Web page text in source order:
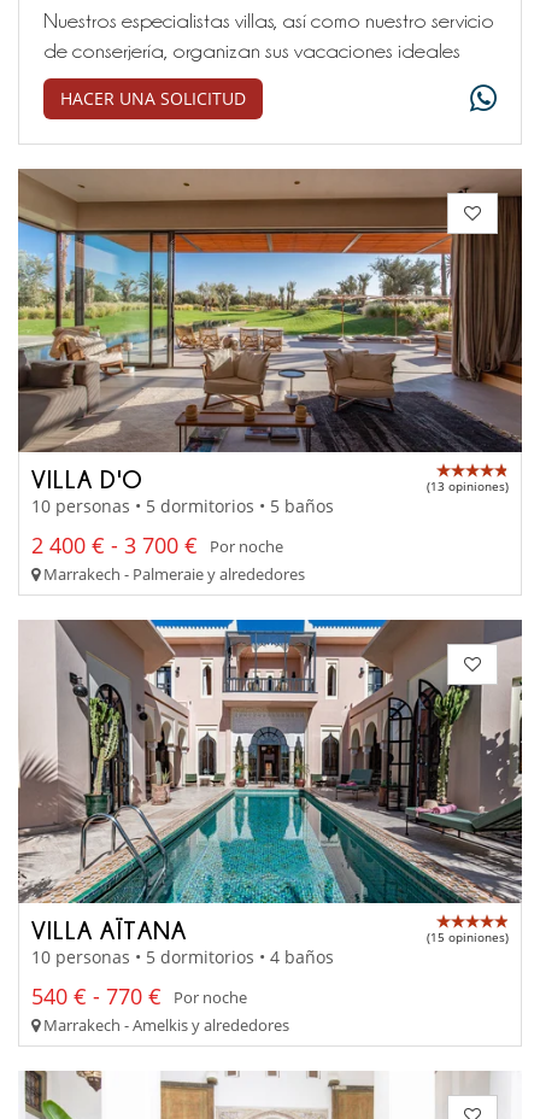
Nuestros especialistas villas, así como nuestro servicio
de conserjería, organizan sus vacaciones ideales
HACER UNA SOLICITUD
VILLA D'O (13 opiniones)
10 personas • 5 dormitorios • 5 baños
2 400 € - 3 700 €
Por noche
Marrakech - Palmeraie y alrededores
VILLA AÏTANA (15 opiniones)
10 personas • 5 dormitorios • 4 baños
540 € - 770 €
Por noche
Marrakech - Amelkis y alrededores